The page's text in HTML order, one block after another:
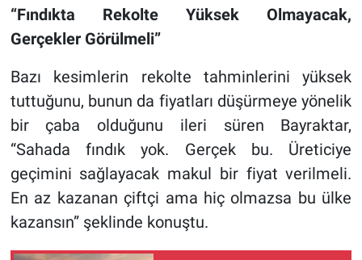
“Fındıkta Rekolte Yüksek Olmayacak,
Gerçekler Görülmeli”
Bazı kesimlerin rekolte tahminlerini yüksek
tuttuğunu, bunun da fiyatları düşürmeye yönelik
bir çaba olduğunu ileri süren Bayraktar,
“Sahada fındık yok. Gerçek bu. Üreticiye
geçimini sağlayacak makul bir fiyat verilmeli.
En az kazanan çiftçi ama hiç olmazsa bu ülke
kazansın” şeklinde konuştu.